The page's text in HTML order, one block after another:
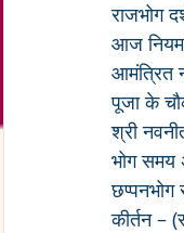
राजभोग
आज नियम
आमंत्रित
पूजा के
श्री
भोग समय
छप्पनभोग
कीर्तन –